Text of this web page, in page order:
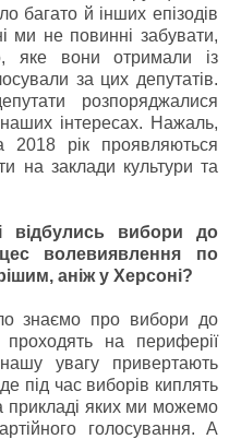
багато й інших епізодів
ми не повинні забувати,
яке вони отримали із
за цих депутатів.
розпоряджалися
інтересах. Нажаль,
рік проявляються
на заклади культури та
відбулись вибори до
волевиявлення по
аніж у Херсоні?
знаємо про вибори до
на периферії
увагу привертають
під час виборів киплять
прикладі яких ми можемо
голосування. А